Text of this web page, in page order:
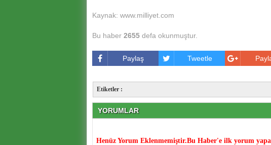
Kaynak: www.milliyet.com
Bu haber 2655 defa okunmuştur.
Paylaş Tweetle
Etiketler :
YORUMLAR
Henüz Yorum Eklenmemiştir.Bu Haber'e ilk yorum